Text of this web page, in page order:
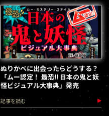
ぬりかべに出会ったらどうする？
「ムー認定！ 最恐!! 日本の鬼と妖
怪ビジュアル大事典」発売
記事を読む